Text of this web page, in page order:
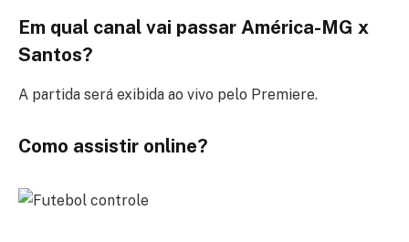
Em qual canal vai passar América-MG x
Santos?
A partida será exibida ao vivo pelo Premiere.
Como assistir online?